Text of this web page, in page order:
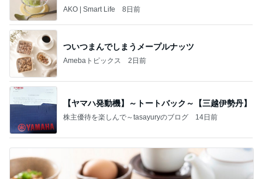
トレ
AKO | Smart Life 8日前
ついつまんでしまうメープルナッツ
Amebaトピックス 2日前
【ヤマハ発動機】～トートバック～【三越伊勢丹】
株主優待を楽しんで～tasayuryのブログ 14日前